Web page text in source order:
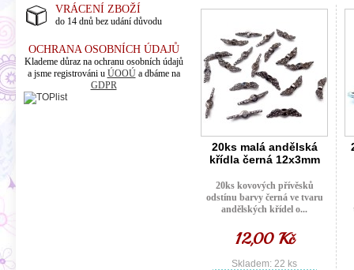
VRÁCENÍ ZBOŽÍ
do 14 dnů bez udání důvodu
OCHRANA OSOBNÍCH ÚDAJŮ
Klademe důraz na ochranu osobních údajů
a jsme registrováni u ÚOOÚa dbáme na
GDPR
20ks malá andělská
křídla černá 12x3mm
20ks kovových přívěsků
odstínu barvy černá ve tvaru
andělských křídel o...
12,00 Kč
Skladem: 22 ks